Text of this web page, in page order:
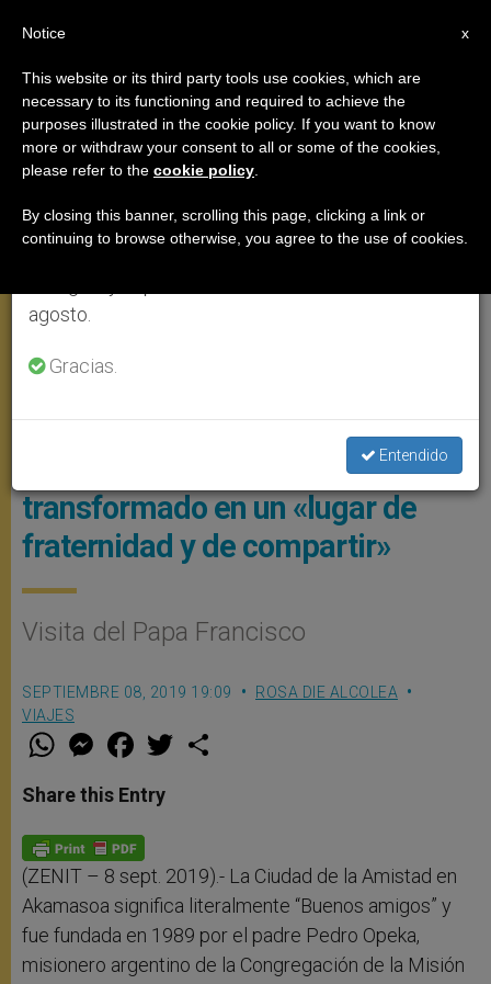
VIAJES
Una Niña De Akamasoa Hace Un Corazón © Vatican Media
Akamasoa, un vertedero
transformado en un «lugar de
fraternidad y de compartir»
Visita del Papa Francisco
SEPTIEMBRE 08, 2019 19:09
ROSA DIE ALCOLEA
VIAJES
W
t
s
p
p
M
e
s
e
g
e
F
a
e
b
o
k
w
Share this Entry
(ZENIT – 8 sept. 2019).- La Ciudad de la Amistad en
Akamasoa significa literalmente “Buenos amigos” y
fue fundada en 1989 por el padre Pedro Opeka,
misionero argentino de la Congregación de la Misión
×
Aviso importante
Del 27 de julio al 7 de agosto haremos la pausa
anual, aprovechando que en el periodo de verano
se generan menos informaciones y también el
agosto.
Gracias.
Entendido
x
Notice
This website or its third party tools use cookies, which are
necessary to its functioning and required to achieve the
purposes illustrated in the cookie policy. If you want to know
more or withdraw your consent to all or some of the cookies,
please refer to the cookie policy
By closing this banner, scrolling this page, clicking a link or
continuing to browse otherwise, you agree to the use of cookies.